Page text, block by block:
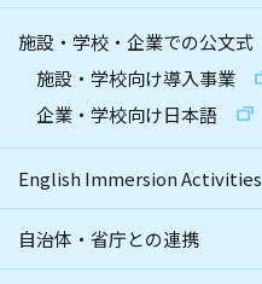
施設・学校・企業での公文式
施設・学校向け導入事業
企業・学校向け日本語
English Immersion Activities
自治体・省庁との連携